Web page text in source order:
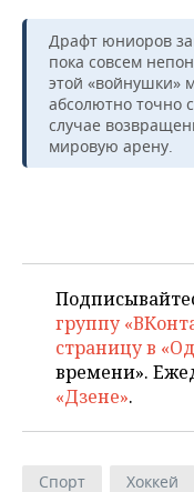
Драфт юниоров
пока совсем
этой «войнушки»
абсолютно точно
случае
мировую арену.
группу
страницу в
времени».
«Дзене».
Спорт Хоккей